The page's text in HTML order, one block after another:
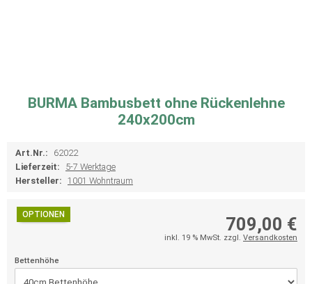
BURMA Bambusbett ohne Rückenlehne
240x200cm
Art.Nr.:
62022
Lieferzeit:
5-7 Werktage
Hersteller: 1001 Wohntraum
OPTIONEN 709,00 €
inkl. 19 % MwSt. zzgl. Versandkosten
Bettenhöhe